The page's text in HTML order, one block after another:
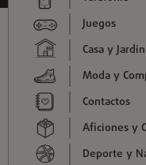
Juegos
Casa y Jardin
Moda y
Contactos
Aficiones y
Deporte y